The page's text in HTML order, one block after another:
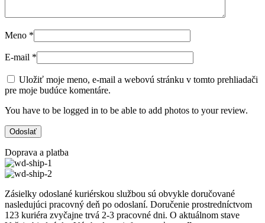
Meno *
E-mail *
Uložiť moje meno, e-mail a webovú stránku v tomto prehliadači
pre moje budúce komentáre.
You have to be logged in to be able to add photos to your review.
Doprava a platba
Zásielky odoslané kuriérskou službou sú obvykle doručované
nasledujúci pracovný deň po odoslaní. Doručenie prostredníctvom
123 kuriéra zvyčajne trvá 2-3 pracovné dni. O aktuálnom stave